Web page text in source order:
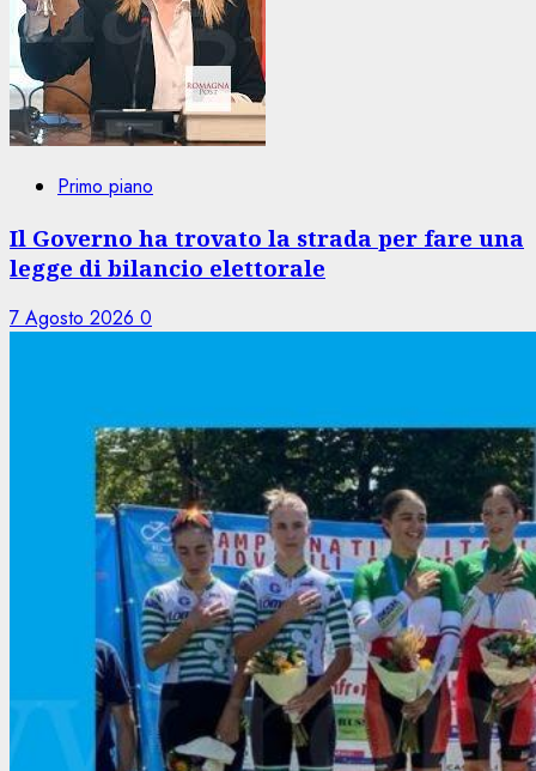
Primo piano
Il Governo ha trovato la strada per fare una
legge di bilancio elettorale
7 Agosto 2026 0